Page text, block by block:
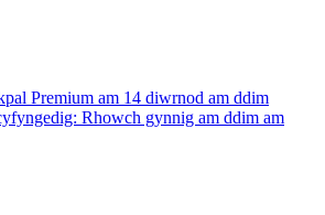
Premium am 14 diwrnod am ddim
Rhowch gynnig am ddim am